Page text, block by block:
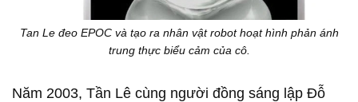
Tan Le đeo EPOC và tạo ra nhân vật robot hoạt hình phản ánh
trung thực biểu cảm của cô.
Năm 2003, Tần Lê cùng người đồng sáng lập Đỗ